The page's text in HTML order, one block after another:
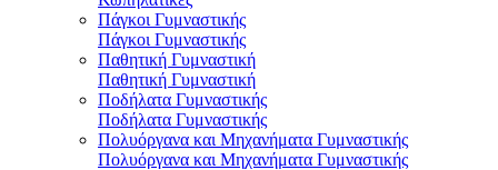
Πάγκοι Γυμναστικής
Πάγκοι Γυμναστικής
Παθητική Γυμναστική
Παθητική Γυμναστική
Ποδήλατα Γυμναστικής
Ποδήλατα Γυμναστικής
Πολυόργανα και Μηχανήματα Γυμναστικής
Πολυόργανα και Μηχανήματα Γυμναστικής